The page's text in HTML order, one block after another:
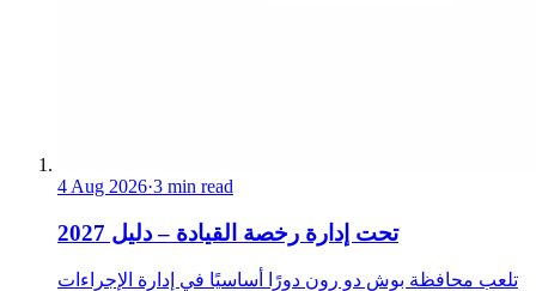
4 Aug 2026·3 min read
تحت إدارة رخصة القيادة – دليل 2027
تلعب محافظة بوش دو رون دورًا أساسيًا في إدارة الإجراءات